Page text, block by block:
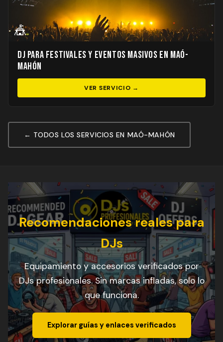
🎪
DJ para Festivales y Eventos Masivos en Maó-
Mahón
VER SERVICIO →
← TODOS LOS SERVICIOS EN MAÓ-MAHÓN
Recomendaciones reales para
DJs
Equipamiento y accesorios verificados por
DJs profesionales. Sin marcas infladas, solo lo
que funciona.
Explorar guías y enlaces verificados